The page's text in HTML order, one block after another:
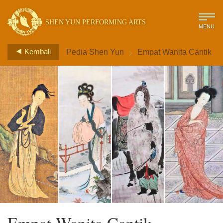
SHEN YUN PERFORMING ARTS MENU
Kembali Pedia Shen Yun > Empat Wanita Cantik